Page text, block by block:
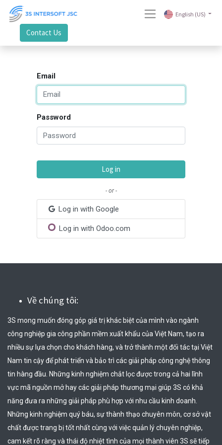
English (US)
Contact Us
Email
Password
Log in
- or -
Log in with Google
Log in with Odoo.com
Về chúng tôi:
3S mong muốn đóng góp giá trị khác biệt của mình vào ngành
công nghiệp gia công phần mềm xuất khẩu của Việt Nam, tạo ra
nhiều sự lựa chọn cho khách hàng, và trở thành một đối tác tại Việt
Nam tin cậy để phát triển và bảo trì các giải pháp công nghệ thông
tin hàng đầu. Những kinh nghiệm chắt lọc được trong cả hai lĩnh
vực mã nguồn mở hay các giải pháp thương mại giúp 3S có khả
năng đưa ra những giải pháp phù hợp với nhu cầu kinh doanh.
Những kinh nghiệm quý báu, sự thành thạo chuyên môn, cơ sở vật
chất được trang bị tốt nhất cùng với việc quản lý chuyên nghiệp,
cam kết rõ ràng và thái độ nhiệt tình của mọi thành viên 3S sẽ tiếp